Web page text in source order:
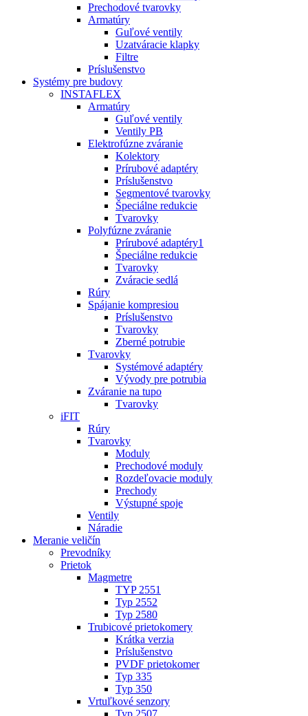
Prechodové tvarovky
Armatúry
Guľové ventily
Uzatváracie klapky
Filtre
Príslušenstvo
Systémy pre budovy
INSTAFLEX
Armatúry
Guľové ventily
Ventily PB
Elektrofúzne zváranie
Kolektory
Prírubové adaptéry
Príslušenstvo
Segmentové tvarovky
Špeciálne redukcie
Tvarovky
Polyfúzne zváranie
Prírubové adaptéry1
Špeciálne redukcie
Tvarovky
Zváracie sedlá
Rúry
Spájanie kompresiou
Príslušenstvo
Tvarovky
Zberné potrubie
Tvarovky
Systémové adaptéry
Vývody pre potrubia
Zváranie na tupo
Tvarovky
iFIT
Rúry
Tvarovky
Moduly
Prechodové moduly
Rozdeľovacie moduly
Prechody
Výstupné spoje
Ventily
Náradie
Meranie veličín
Prevodníky
Prietok
Magmetre
TYP 2551
Typ 2552
Typ 2580
Trubicové prietokomery
Krátka verzia
Príslušenstvo
PVDF prietokomer
Typ 335
Typ 350
Vrtuľkové senzory
Typ 2507